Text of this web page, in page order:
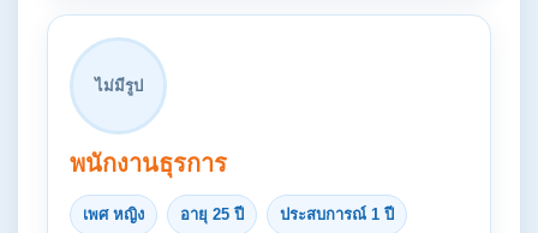
ไม่มีรูป
พนักงานธุรการ
เพศ หญิง อายุ 25 ปี ประสบการณ์ 1 ปี